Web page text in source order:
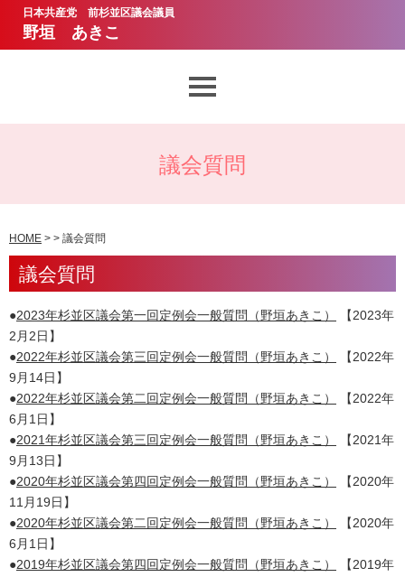
日本共産党 前杉並区議会議員
野垣 あきこ
サポーター・ボランティア
議会質問
HOME > > 議会質問
議会質問
●2023年杉並区議会第一回定例会一般質問（野垣あきこ）
【2023年
2月2日】
●2022年杉並区議会第三回定例会一般質問（野垣あきこ）
【2022年
9月14日】
●2022年杉並区議会第二回定例会一般質問（野垣あきこ）
【2022年
6月1日】
●2021年杉並区議会第三回定例会一般質問（野垣あきこ）
【2021年
9月13日】
●2020年杉並区議会第四回定例会一般質問（野垣あきこ）
【2020年
11月19日】
●2020年杉並区議会第二回定例会一般質問（野垣あきこ）
【2020年
6月1日】
●2019年杉並区議会第四回定例会一般質問（野垣あきこ）
【2019年